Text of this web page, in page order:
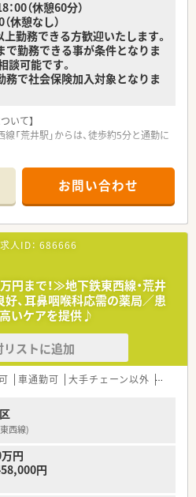
00（休憩60分）
休憩なし）
勤務できる方歓迎いたします。
勤務できる事が条件となりま
談可能です。
で社会保険加入対象となりま
いて】
「荒井駅」からは、徒歩約5分と通勤に
す。
員3名が在籍しており、常時2名から3名
。
について】
見据えた欠員補充が目的で、即戦力と
募集します。
係を築けるような、コミュニケーショ
ています。
し、寄せられた問い合わせには迅速かつ
迎します。
着型の調剤薬局を8店舗展開し、地域
ます。
す。
の拡大を計画しており、成長を続ける
す。
お問い合わせ
人ID： 686666
円まで！≫地下鉄東西線・荒井
、耳鼻咽喉科応需の薬局／患
いケアを提供♪
リストに追加
車通勤可 大手チェーン以外 ~18時
西線)
円
円